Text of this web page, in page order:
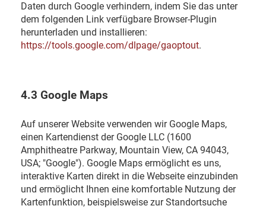
Daten durch Google verhindern, indem Sie das unter
dem folgenden Link verfügbare Browser-Plugin
herunterladen und installieren:
https://tools.google.com/dlpage/gaoptout.
4.3 Google Maps
Auf unserer Website verwenden wir Google Maps,
einen Kartendienst der Google LLC (1600
Amphitheatre Parkway, Mountain View, CA 94043,
USA; "Google"). Google Maps ermöglicht es uns,
interaktive Karten direkt in die Webseite einzubinden
und ermöglicht Ihnen eine komfortable Nutzung der
Kartenfunktion, beispielsweise zur Standortsuche